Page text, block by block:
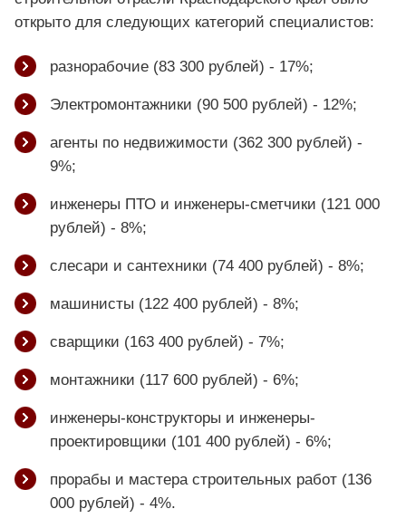
открыто для следующих категорий специалистов:
разнорабочие (83 300 рублей) - 17%;
Электромонтажники (90 500 рублей) - 12%;
агенты по недвижимости (362 300 рублей) -
9%;
инженеры ПТО и инженеры-сметчики (121 000
рублей) - 8%;
слесари и сантехники (74 400 рублей) - 8%;
машинисты (122 400 рублей) - 8%;
сварщики (163 400 рублей) - 7%;
монтажники (117 600 рублей) - 6%;
инженеры-конструкторы и инженеры-
проектировщики (101 400 рублей) - 6%;
прорабы и мастера строительных работ (136
000 рублей) - 4%.